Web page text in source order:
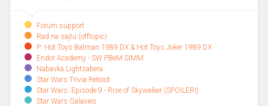
Forum support
Rad na sajtu (offtopic)
P: Hot Toys Batman 1989 DX & Hot Toys Joker 1989 DX
Endor Academy - SW PBeM SIMM
Nabavka Lightsabera
Star Wars Trivia Reboot
Star Wars: Episode 9 - Rise of Skywalker (SPOILERI)
Star Wars Galaxies